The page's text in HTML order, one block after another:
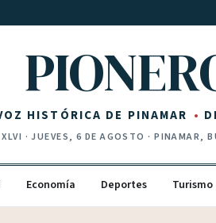
HISTÓRICA DE PINAMAR
XLVI ·JUEVES, 6 DE AGOSTO · PINAMAR,
Economía Deportes Turismo